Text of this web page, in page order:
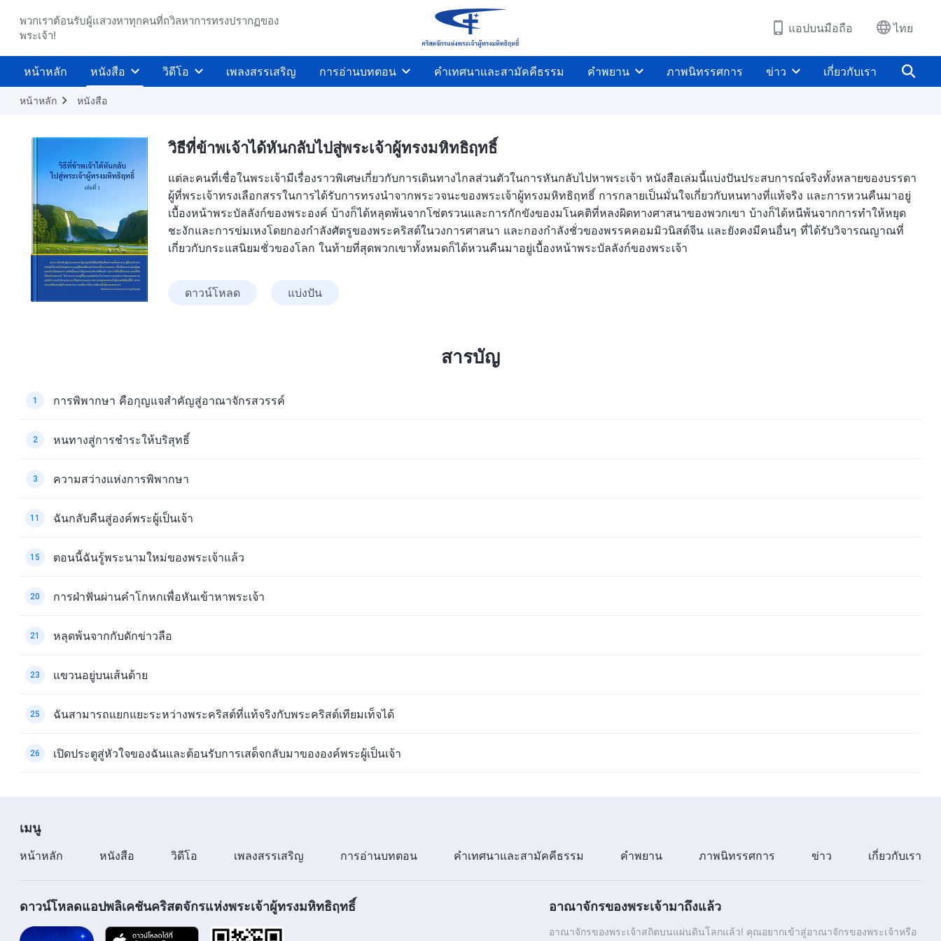
พวกเราต้อนรับผู้แสวงหาทุกคนที่ถวิลหาการทรงปรากฏของ
พระเจ้า!
แอปบนมือถือ ไทย
หน้าหลัก หนังสือ วิดีโอ เพลงสรรเสริญ การอ่านบทตอน คำเทศนาและสามัคคีธรรม คำพยาน ภาพนิทรรศการ ข่าว เกี่ยวกับเรา
หน้าหลัก หนังสือ
วิธีที่ข้าพเจ้าได้หันกลับไปสู่พระเจ้าผู้ทรงมหิทธิฤทธิ์
แต่ละคนที่เชื่อในพระเจ้ามีเรื่องราวพิเศษเกี่ยวกับการเดินทางไกลส่วนตัวในการหันกลับไปหาพระเจ้า หนังสือเล่มนี้แบ่งปันประสบการณ์จริงทั้งหลายของบรรดา
ผู้ที่พระเจ้าทรงเลือกสรรในการได้รับการทรงนำจากพระวจนะของพระเจ้าผู้ทรงมหิทธิฤทธิ์ การกลายเป็นมั่นใจเกี่ยวกับหนทางที่แท้จริง และการหวนคืนมาอยู่
เบื้องหน้าพระบัลลังก์ของพระองค์ บ้างก็ได้หลุดพ้นจากโซ่ตรวนและการกักขังของมโนคติที่หลงผิดทางศาสนาของพวกเขา บ้างก็ได้หนีพ้นจากการทำให้หยุด
ชะงักและการข่มเหงโดยกองกำลังศัตรูของพระคริสต์ในวงการศาสนา และกองกำลังชั่วของพรรคคอมมิวนิสต์จีน และยังคงมีคนอื่นๆ ที่ได้รับวิจารณญาณที่
เกี่ยวกับกระแสนิยมชั่วของโลก ในท้ายที่สุดพวกเขาทั้งหมดก็ได้หวนคืนมาอยู่เบื้องหน้าพระบัลลังก์ของพระเจ้า
ดาวน์โหลด แบ่งปัน
สารบัญ
1 การพิพากษา คือกุญแจสำคัญสู่อาณาจักรสวรรค์
2 หนทางสู่การชำระให้บริสุทธิ์
3 ความสว่างแห่งการพิพากษา
11 ฉันกลับคืนสู่องค์พระผู้เป็นเจ้า
15 ตอนนี้ฉันรู้พระนามใหม่ของพระเจ้าแล้ว
20 การฝ่าฟันผ่านคำโกหกเพื่อหันเข้าหาพระเจ้า
21 หลุดพ้นจากกับดักข่าวลือ
23 แขวนอยู่บนเส้นด้าย
25 ฉันสามารถแยกแยะระหว่างพระคริสต์ที่แท้จริงกับพระคริสต์เทียมเท็จได้
26 เปิดประตูสู่หัวใจของฉันและต้อนรับการเสด็จกลับมาขององค์พระผู้เป็นเจ้า
เมนู
หน้าหลัก หนังสือ วิดีโอ เพลงสรรเสริญ การอ่านบทตอน คำเทศนาและสามัคคีธรรม คำพยาน ภาพนิทรรศการ ข่าว เกี่ยวกับเรา
ดาวน์โหลดแอปพลิเคชันคริสตจักรแห่งพระเจ้าผู้ทรงมหิทธิฤทธิ์ อาณาจักรของพระเจ้ามาถึงแล้ว
อาณาจักรของพระเจ้าสถิตบนแผ่นดินโลกแล้ว! คุณอยากเข้าสู่อาณาจักรของพระเจ้าหรือ